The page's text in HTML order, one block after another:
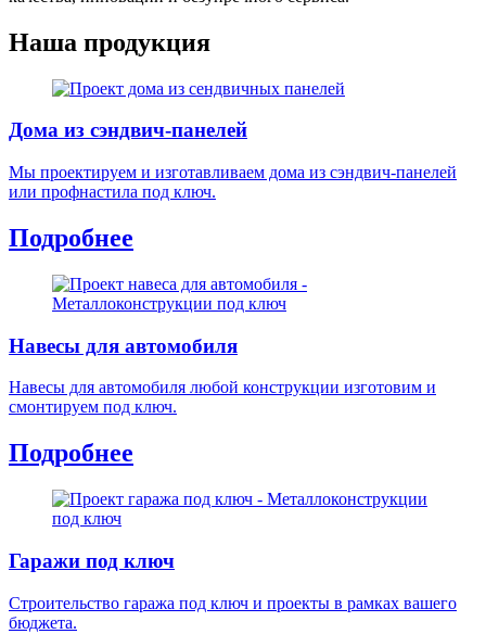
Наша продукция
Дома из сэндвич-панелей
Мы проектируем и изготавливаем дома из сэндвич-панелей
или профнастила под ключ.
Подробнее
Навесы для автомобиля
Навесы для автомобиля любой конструкции изготовим и
смонтируем под ключ.
Подробнее
Гаражи под ключ
Строительство гаража под ключ и проекты в рамках вашего
бюджета.